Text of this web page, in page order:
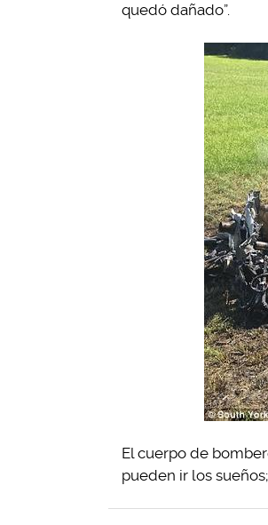
quedó dañado”.
El cuerpo de
pueden ir los